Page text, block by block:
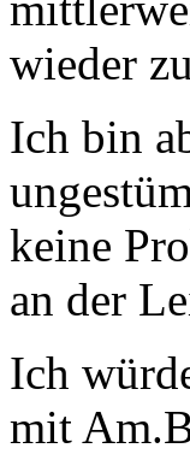
wieder
Ich bin
keine
an der
Ich
mit